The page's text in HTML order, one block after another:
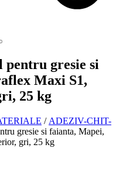
gresie si
Maxi S1,
25 kg
/ ADEZIV-CHIT-
gresie si faianta, Mapei,
gri, 25 kg